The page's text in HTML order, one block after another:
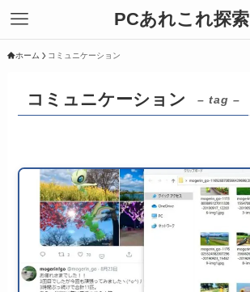
PCあれこれ探索
ホーム コミュニケーション
コミュニケーション – tag –